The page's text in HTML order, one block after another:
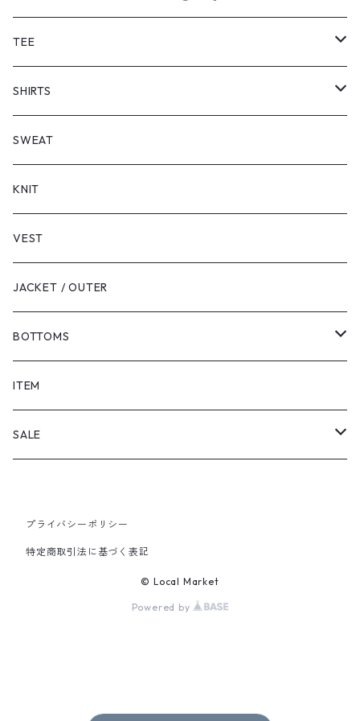
TEE
SHORT SLEEVE
LONG SLEEVE
SHIRTS
SHORT SLEEVE
LONG SLEEVE
SWEAT
KNIT
VEST
JACKET / OUTER
BOTTOMS
SHORTS
PANTS
ITEM
SALE
PANTS
プライバシーポリシー
特定商取引法に基づく表記
© Local Market
Powered by